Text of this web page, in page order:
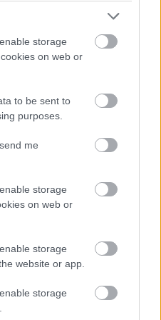
storage
on web or
to be sent to
purposes.
me
storage
on web or
storage
website or app.
storage
a Microsoft
el a RAM ára, hogy már
sok helyen, meg kell
aktuális árat
10:15
eredeti színében és
tér vissza a
64
a Valve leállította az
headset gyártását